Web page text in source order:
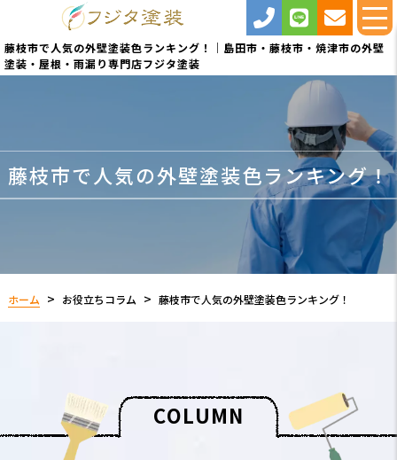
藤枝市で人気の外壁塗装色ランキング！｜島田市・藤枝市・焼津市の外壁
塗装・屋根・雨漏り専門店フジタ塗装
藤枝市で人気の外壁塗装色ランキング！
ホーム お役立ちコラム 藤枝市で人気の外壁塗装色ランキング！
COLUMN